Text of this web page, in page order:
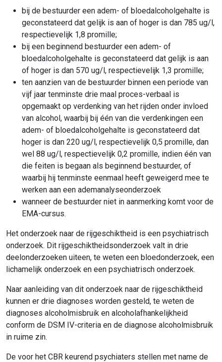
bij de bestuurder een adem- of bloedalcoholgehalte is
geconstateerd dat gelijk is aan of hoger is dan 785 ug/l,
respectievelijk 1,8 promille;
bij een beginnend bestuurder een adem- of
bloedalcoholgehalte is geconstateerd dat gelijk is aan
of hoger is dan 570 ug/l, respectievelijk 1,3 promille;
ten aanzien van de bestuurder binnen een periode van
vijf jaar tenminste drie maal proces-verbaal is
opgemaakt op verdenking van het rijden onder invloed
van alcohol, waarbij bij één van die verdenkingen een
adem- of bloedalcoholgehalte is geconstateerd dat
hoger is dan 220 ug/l, respectievelijk 0,5 promille, dan
wel 88 ug/l, respectievelijk 0,2 promille, indien één van
die feiten is begaan als beginnend bestuurder, of
waarbij hij tenminste eenmaal heeft geweigerd mee te
werken aan een ademanalyseonderzoek
wanneer de bestuurder niet in aanmerking komt voor de
EMA-cursus.
Het onderzoek naar de rijgeschiktheid is een psychiatrisch
onderzoek. Dit rijgeschiktheidsonderzoek valt in drie
deelonderzoeken uiteen, te weten een bloedonderzoek, een
lichamelijk onderzoek en een psychiatrisch onderzoek.
Naar aanleiding van dit onderzoek naar de rijgeschiktheid
kunnen er drie diagnoses worden gesteld, te weten de
diagnoses alcoholmisbruik en alcoholafhankelijkheid
conform de DSM IV-criteria en de diagnose alcoholmisbruik
in ruime zin.
De voor het CBR keurend psychiaters stellen met name de